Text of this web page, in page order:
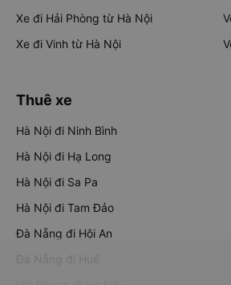
Xe đi Hải Phòng từ Hà Nội
Xe đi Vinh từ Hà Nội
Thuê xe
Hà Nội đi Ninh Bình
Hà Nội đi Hạ Long
Hà Nội đi Sa Pa
Hà Nội đi Tam Đảo
Đà Nẵng đi Hội An
Đà Nẵng đi Huế